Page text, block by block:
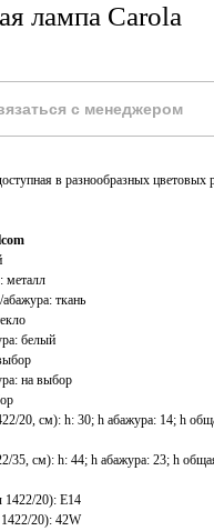
лампа Carola
с менеджером
в разнообразных цветовых
металл
ткань
белый
на выбор
20, см): h: 30; h абажура: 14; h
35, см): h: 44; h абажура: 23; h
1422/20): E14
20): 42W